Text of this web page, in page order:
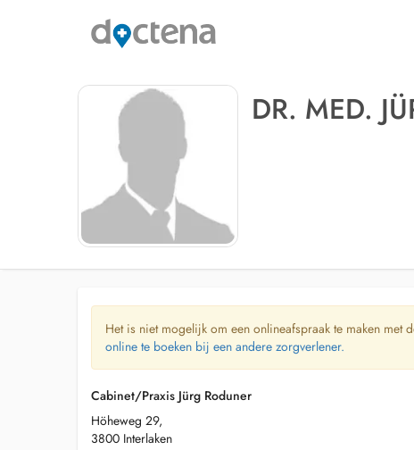
DR. MED.
Het is niet mogelijk om een onlineafspraak te maken met
online te boeken bij een andere zorgverlener.
Cabinet/Praxis Jürg Roduner
Höheweg 29,
3800 Interlaken